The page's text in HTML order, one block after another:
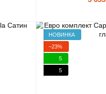
НОВИНКА
−23%
5
5